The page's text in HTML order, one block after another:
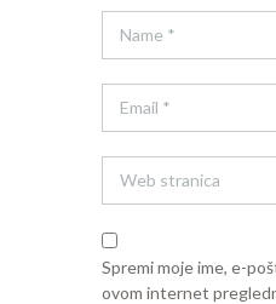
Spremi moje ime, e-
ovom internet